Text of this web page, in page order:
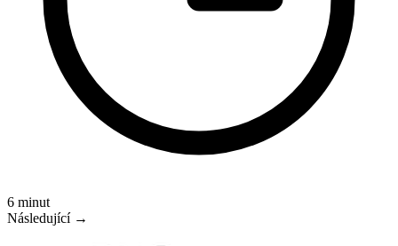
6 minut
Následující →